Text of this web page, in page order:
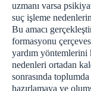
ZİYARET
EŞYA YÖNETMELİĞİ
İLETİŞİM
uzmanı varsa
suç işleme
Bu amacı
formasyonu
yardım
nedenleri ortadan
sonrasında
hazırlamaya ve